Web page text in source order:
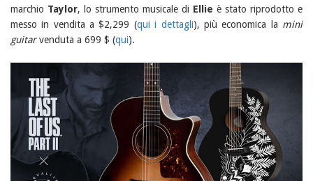
marchio Taylor, lo strumento musicale di Ellie è stato riprodotto e
messo in vendita a $2,299 (qui i dettagli), più economica la mini
guitarvenduta a 699 $ (qui).